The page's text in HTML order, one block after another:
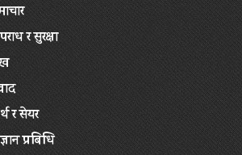
र सुरक्षा
र सेयर
प्रबिधि